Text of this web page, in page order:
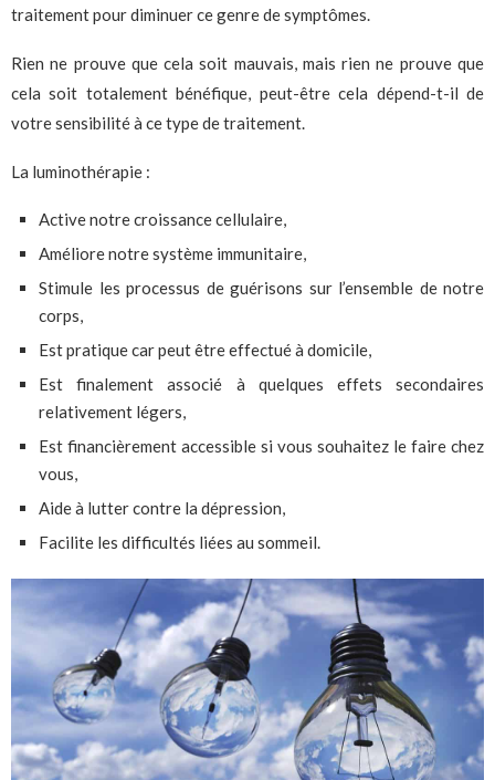
traitement pour diminuer ce genre de symptômes.
Rien ne prouve que cela soit mauvais, mais rien ne prouve que
cela soit totalement bénéfique, peut-être cela dépend-t-il de
votre sensibilité à ce type de traitement.
La luminothérapie :
Active notre croissance cellulaire,
Améliore notre système immunitaire,
Stimule les processus de guérisons sur l’ensemble de notre
corps,
Est pratique car peut être effectué à domicile,
Est finalement associé à quelques effets secondaires
relativement légers,
Est financièrement accessible si vous souhaitez le faire chez
vous,
Aide à lutter contre la dépression,
Facilite les difficultés liées au sommeil.